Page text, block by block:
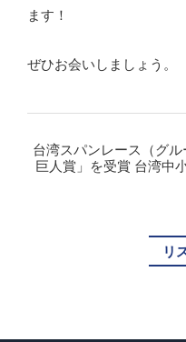
ます！
ぜひお会いしましょう。
台湾スパンレース（グ
巨人賞」を受賞 台湾中
リ